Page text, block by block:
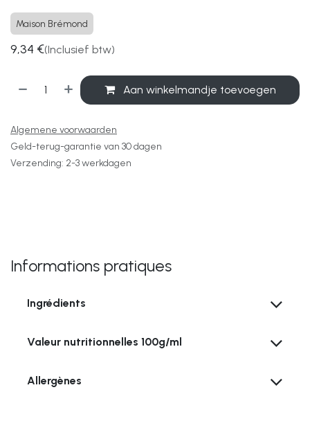
Maison Brémond
9,34 €(Inclusief btw)
Aan winkelmandje toevoegen
Algemene voorwaarden
Geld-terug-garantie van 30 dagen
Verzending: 2-3 werkdagen
Informations pratiques
Ingrédients
Valeur nutritionnelles 100g/ml
Allergènes